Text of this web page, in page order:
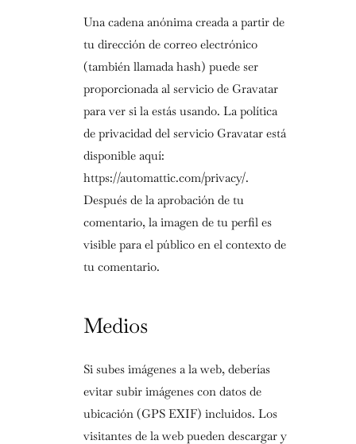
Una cadena anónima creada a partir de
tu dirección de correo electrónico
(también llamada hash) puede ser
proporcionada al servicio de Gravatar
para ver si la estás usando. La política
de privacidad del servicio Gravatar está
disponible aquí:
https://automattic.com/privacy/.
Después de la aprobación de tu
comentario, la imagen de tu perfil es
visible para el público en el contexto de
tu comentario.
Medios
Si subes imágenes a la web, deberías
evitar subir imágenes con datos de
ubicación (GPS EXIF) incluidos. Los
visitantes de la web pueden descargar y